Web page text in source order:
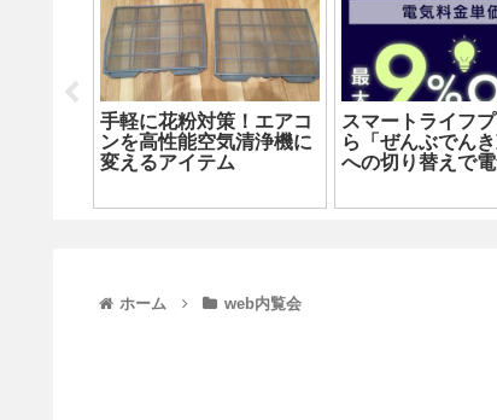
手軽に花粉対策！エアコ
ンを高性能空気清浄機に
変えるアイテム
スマートライフ
ら「ぜんぶでんき
への切り替えで
ホーム web内覧会